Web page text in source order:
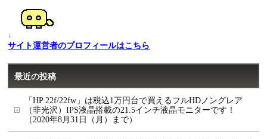
↓
サイト運営者のプロフィールはこちら
最近の投稿
「HP 22f/22fw」は税込1万円台で買えるフルHDノングレア
（非光沢）IPS液晶搭載の21.5インチ液晶モニターです！
（2020年8月31日（月）まで）